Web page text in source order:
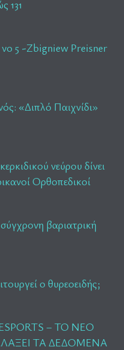
131
νο 5 -Zbigniew Preisner
«Διπλό Παιχνίδι»
νεύρου δίνει
Ορθοπεδικοί
βαριατρική
ο θυρεοειδής;
– ΤΟ ΝΕΟ
ΤΑ ΔΕΔΟΜΕΝΑ